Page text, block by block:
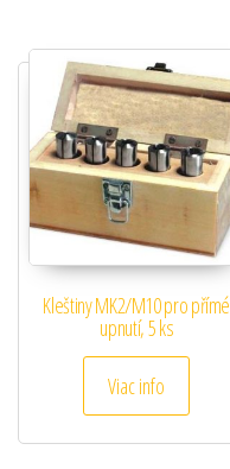
Kleštiny MK2/M10 pro přímé
upnutí, 5 ks
Viac info